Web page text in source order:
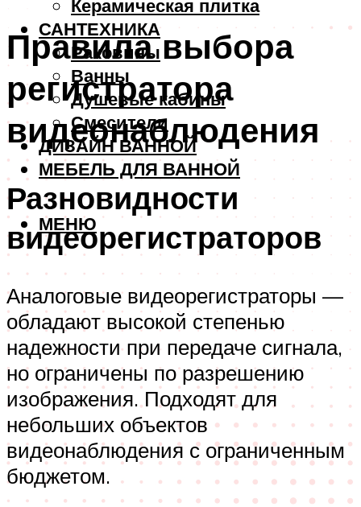
Керамическая плитка
САНТЕХНИКА
Раковины
Ванны
Душевые кабины
Смесители
ДИЗАЙН ВАННОЙ
МЕБЕЛЬ ДЛЯ ВАННОЙ
МЕНЮ
Правила выбора
регистратора
видеонаблюдения
Разновидности
видеорегистраторов
Аналоговые видеорегистраторы —
обладают высокой степенью
надежности при передаче сигнала,
но ограничены по разрешению
изображения. Подходят для
небольших объектов
видеонаблюдения с ограниченным
бюджетом.